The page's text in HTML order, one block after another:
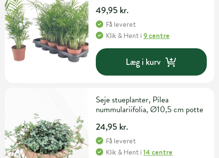
49,95 kr.
Få leveret
Klik & Hent i 9 centre
Læg i kurv
Seje stueplanter, Pilea
nummulariifolia, Ø10,5 cm potte
24,95 kr.
Få leveret
Klik & Hent i14 centre